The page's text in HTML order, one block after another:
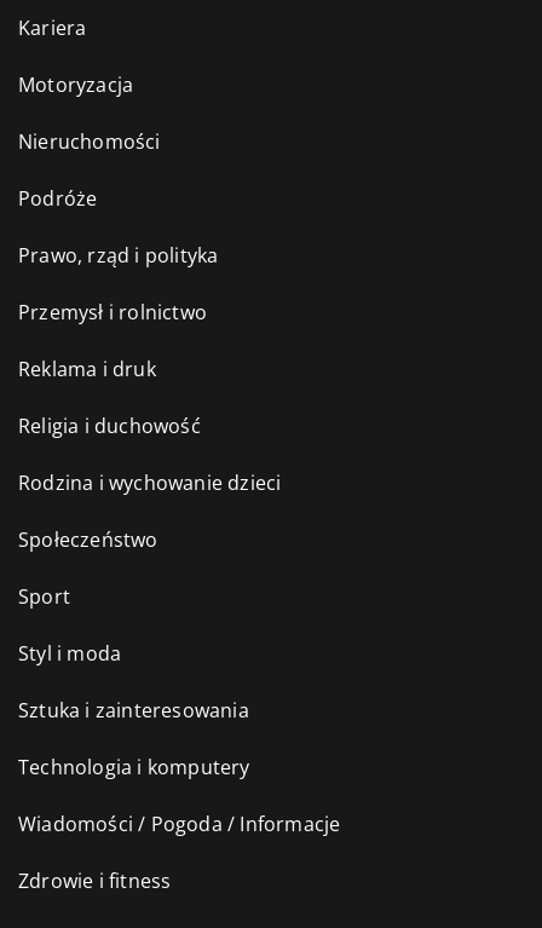
Kariera
Motoryzacja
Nieruchomości
Podróże
Prawo, rząd i polityka
Przemysł i rolnictwo
Reklama i druk
Religia i duchowość
Rodzina i wychowanie dzieci
Społeczeństwo
Sport
Styl i moda
Sztuka i zainteresowania
Technologia i komputery
Wiadomości / Pogoda / Informacje
Zdrowie i fitness